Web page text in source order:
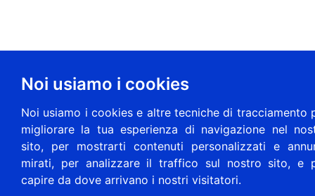
Noi usiamo i cookies
Noi usiamo i cookies e altre tecniche di tracciamento
migliorare la tua esperienza di navigazione nel
sito, per mostrarti contenuti personalizzati e
mirati, per analizzare il traffico sul nostro sito, e
capire da dove arrivano i nostri visitatori.